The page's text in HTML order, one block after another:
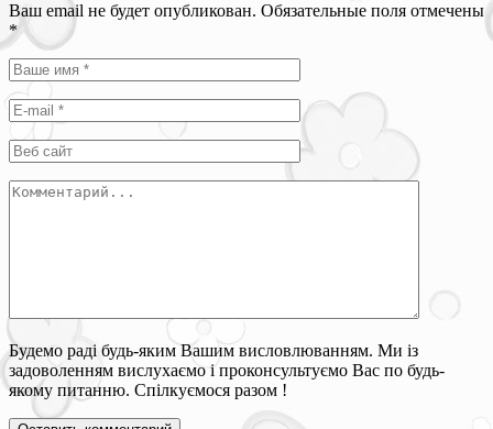
Ваш email не будет опубликован. Обязательные поля отмечены
*
Будемо раді будь-яким Вашим висловлюванням. Ми із
задоволенням вислухаємо і проконсультуємо Вас по будь-
якому питанню. Спілкуємося разом !